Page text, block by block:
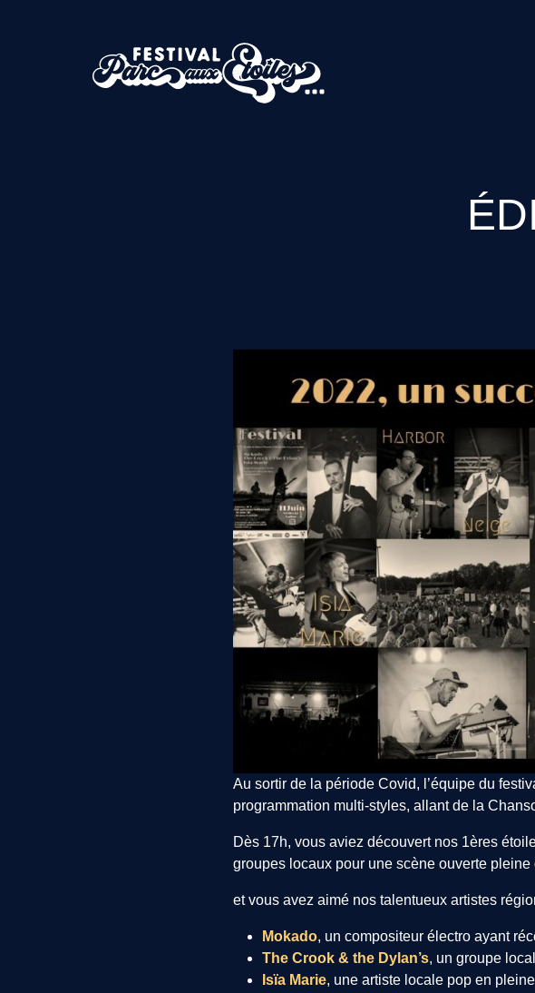
Au sortir de la période Covid, l’équipe du
programmation multi-styles, allant de la
Dès 17h, vous aviez découvert nos 1ères
groupes locaux pour une scène ouverte pleine
et vous avez aimé nos talentueux artistes
Mokado, un compositeur électro ayant
The Crook & the Dylan’s, un groupe
Isïa Marie, une artiste locale pop en